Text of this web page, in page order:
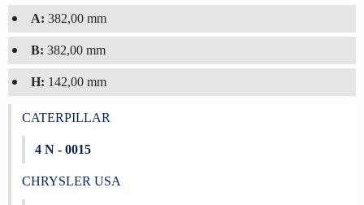
A: 382,00 mm
B: 382,00 mm
H: 142,00 mm
CATERPILLAR
4 N - 0015
CHRYSLER USA